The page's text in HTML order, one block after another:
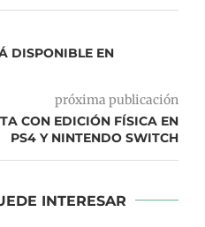
DISPONIBLE EN
próxima publicación
CON EDICIÓN FÍSICA EN
PS4 Y NINTENDO SWITCH
INTERESAR